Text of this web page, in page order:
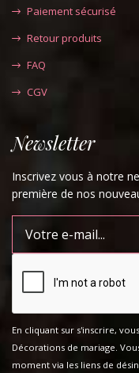
Paiement sécurisé
Retour produits
FAQ
CGV
Newsletter
Inscrivez vous à notre
première de nos
En cliquant sur s'inscrire,
Décorations de mariage.
moment via les liens de